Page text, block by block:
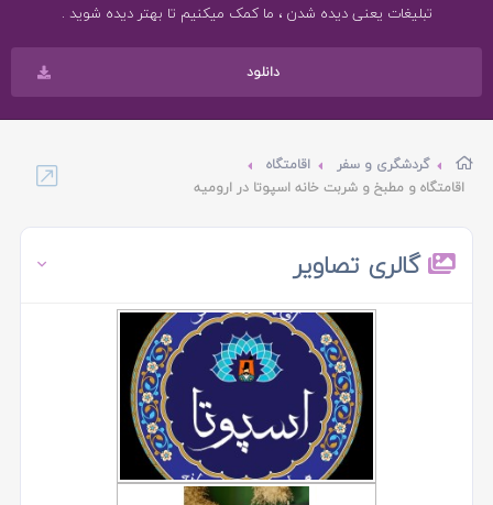
تبلیغات یعنی دیده شدن ، ما کمک میکنیم تا بهتر دیده شوید .
دانلود
گردشگری و سفر
اقامتگاه
اقامتگاه و مطبخ و شربت خانه اسپوتا در ارومیه
گالری تصاویر